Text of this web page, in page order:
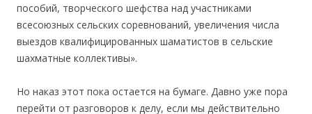
пособий, творческого шефства над участниками
всесоюзных сельских соревнований, увеличения числа
выездов квалифицированных шаматистов в сельские
шахматные коллективы».
Но наказ этот пока остается на бумаге. Давно уже пора
перейти от разговоров к делу, если мы действительно